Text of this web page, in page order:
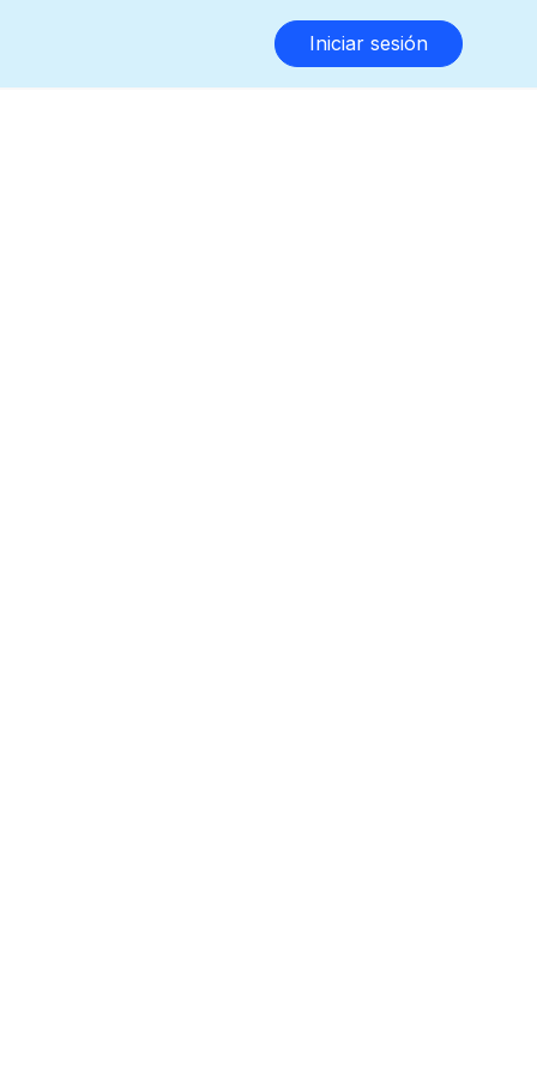
Iniciar sesión